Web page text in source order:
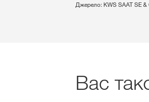
Джерело: KWS SAAT SE &
Вас